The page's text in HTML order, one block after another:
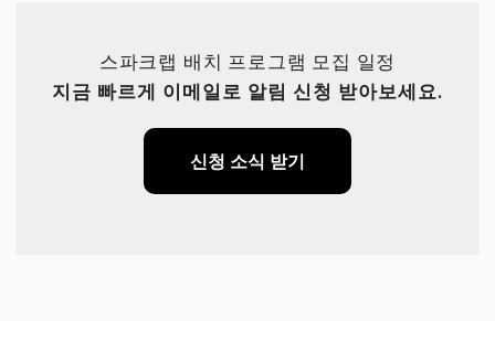
스파크랩 배치 프로그램 모집 일정
지금 빠르게 이메일로 알림 신청 받아보세요.
신청 소식 받기